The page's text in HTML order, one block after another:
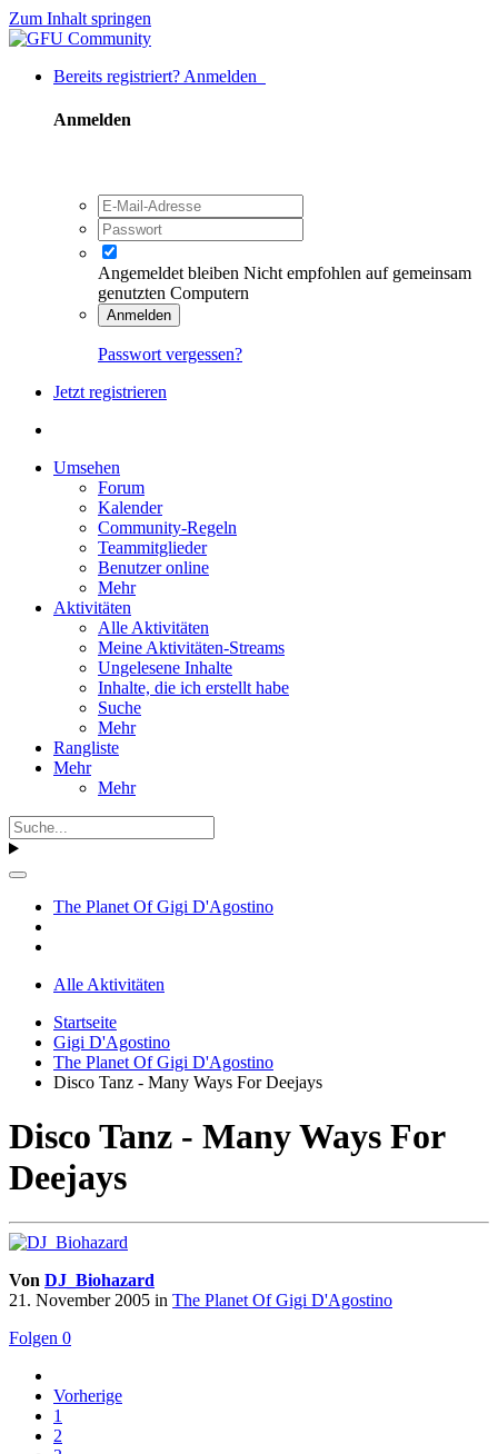
Zum Inhalt springen
Bereits registriert? Anmelden
Anmelden
Angemeldet bleiben Nicht empfohlen auf gemeinsam
genutzten Computern
Anmelden
Passwort vergessen?
Jetzt registrieren
Umsehen
Forum
Kalender
Community-Regeln
Teammitglieder
Benutzer online
Mehr
Aktivitäten
Alle Aktivitäten
Meine Aktivitäten-Streams
Ungelesene Inhalte
Inhalte, die ich erstellt habe
Suche
Mehr
Rangliste
Mehr
Mehr
The Planet Of Gigi D'Agostino
Alle Aktivitäten
Startseite
Gigi D'Agostino
The Planet Of Gigi D'Agostino
Disco Tanz - Many Ways For Deejays
Disco Tanz - Many Ways For
Deejays
Von DJ_Biohazard
21. November 2005 in The Planet Of Gigi D'Agostino
Folgen 0
Vorherige
1
2